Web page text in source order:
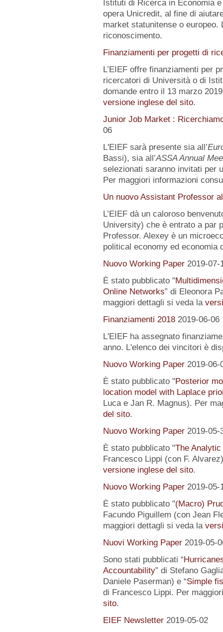
Istituti di Ricerca in Economia
opera Unicredit, al fine di
market statunitense o europeo.
riconoscimento.
Finanziamenti per progetti di
L’EIEF offre finanziamenti per
ricercatori di Università o di
domande entro il 13 marzo
versione inglese del sito.
Junior Job Market :
06
L'EIEF sarà presente sia all’
Bassi), sia all’ASSA Annual
selezionati saranno invitati per
Per maggiori informazioni
Un nuovo Assistant Professor
L’EIEF dà un caloroso
University) che è entrato a par
Professor. Alexey è un
political economy ed
Nuovo Working Paper 2019-07-
È stato pubblicato "
Online Networks” di Eleonora
maggiori dettagli si veda la
Finanziamenti 2018 2019-06-06
L'EIEF ha assegnato
anno. L'elenco dei vincitori è
Nuovo Working Paper 2019-06-
È stato pubblicato "Posterior
location model with Laplace
Luca e Jan R. Magnus). Per
del sito.
Nuovo Working Paper 2019-05-
È stato pubblicato "The
Francesco Lippi (con F.
versione inglese del sito.
Nuovo Working Paper 2019-05-
È stato pubblicato "(Macro)
Facundo Piguillem (con Jean
maggiori dettagli si veda la
Nuovi Working Paper 2019-05-
Sono stati pubblicati “
Accountability” di Stefano
Daniele Paserman) e “Simple
di Francesco Lippi. Per
sito.
EIEF Newsletter 2019-05-02